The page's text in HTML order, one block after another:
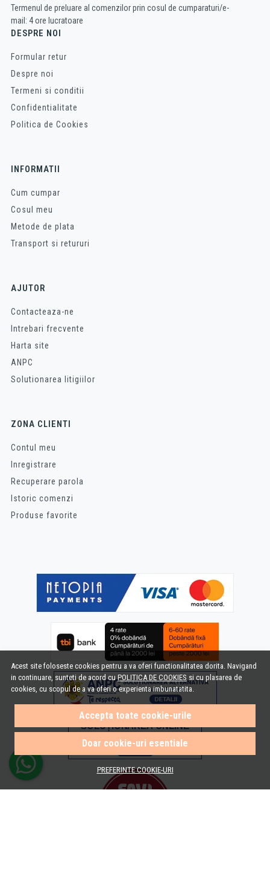
Acest site foloseste cookies pentru a va oferi functionalitatea dorita. Navigand
in continuare, sunteti de acord cuPOLITICA DE COOKIES si cu plasarea de
cookies, cu scopul de a va oferi o experienta imbunatatita.
Accepta toate cookie-urile
Doar cookie-uri esentiale
PREFERINTE COOKIE-URI
Termenul de preluare al comenzilor prin cosul de cumparaturi/e-
mail: 4 ore lucratoare
DESPRE NOI
Formular retur
Despre noi
Termeni si conditii
Confidentialitate
Politica de Cookies
INFORMATII
Cum cumpar
Cosul meu
Metode de plata
Transport si retururi
AJUTOR
Contacteaza-ne
Intrebari frecvente
Harta site
ANPC
Solutionarea litigiilor
ZONA CLIENTI
Contul meu
Inregistrare
Recuperare parola
Istoric comenzi
Produse favorite